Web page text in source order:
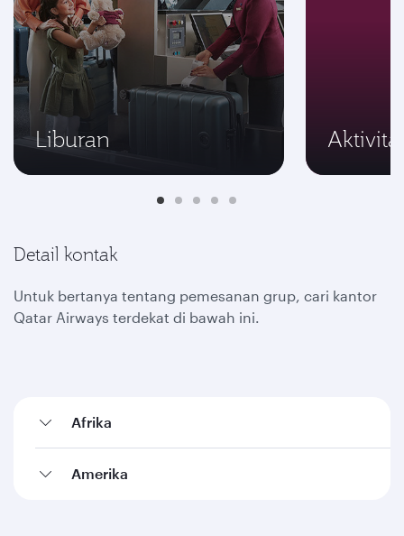
Liburan
Detail kontak
Untuk bertanya tentang pemesanan grup, cari kantor
Qatar Airways terdekat di bawah ini.
Afrika
Amerika